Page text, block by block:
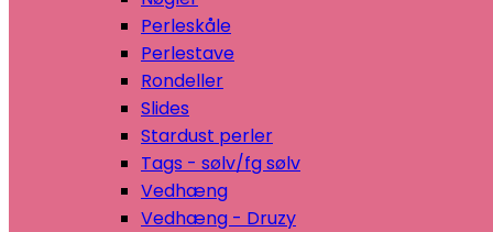
Perleskåle
Perlestave
Rondeller
Slides
Stardust perler
Tags - sølv/fg sølv
Vedhæng
Vedhæng - Druzy